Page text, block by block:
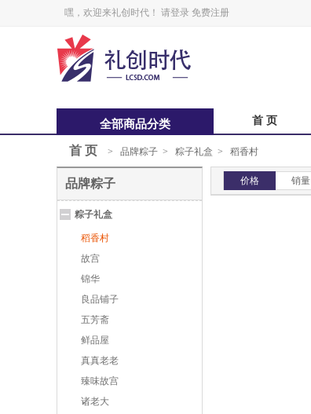
嘿，欢迎来礼创时代！ 请登录 免费注册
全部商品分类 首 页
中秋福卡
锋味
首 页 > 品牌粽子 > 粽子礼盒 > 稻香村
价格 销量
品牌粽子
粽子礼盒
稻香村
故宫
锦华
良品铺子
五芳斋
鲜品屋
真真老老
臻味故宫
诸老大